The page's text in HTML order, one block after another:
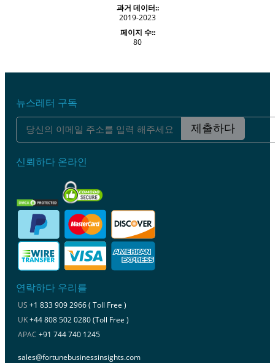
과거 데이터::
2019-2023
페이지 수::
80
뉴스레터 구독
제출하다
신뢰하다 온라인
연락하다 우리를
US +1 833 909 2966 ( Toll Free )
UK+44 808 502 0280 (Toll Free )
APAC +91 744 740 1245
sales@fortunebusinessinsights.com